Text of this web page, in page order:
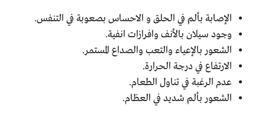
الإصابة بألم في الحلق و الاحساس بصعوبة في التنفس.
وجود سيلان بالأنف وافرازات انفية.
الشعور بالإعياء والتعب والصداع المستمر.
الارتفاع في درجة الحرارة.
عدم الرغبة في تناول الطعام.
الشعور بألم شديد في العظام.